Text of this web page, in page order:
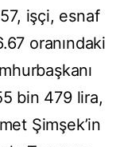
işçi, esnaf
oranındaki
bin 479 lira,
Şimşek’in